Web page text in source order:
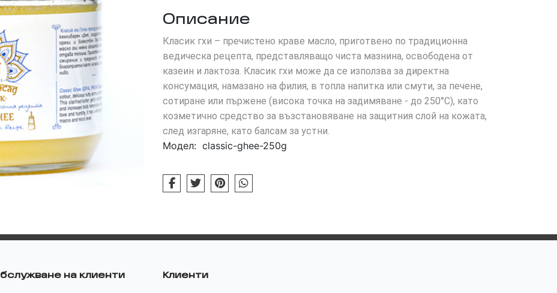
Описание
Класик гхи – пречистено краве масло, приготвено по традиционна
ведическа рецепта, представляващо чиста мазнина, освободена от
казеин и лактоза. Класик гхи може да се използва за директна
консумация, намазано на филия, в топла напитка или смути, за печене,
сотиране или пържене (висока точка на задимяване - до 250°C), като
козметично средство за възстановяване на защитния слой на кожата,
след изгаряне, като балсам за устни.
Модел: classic-ghee-250g
на клиенти Клиенти